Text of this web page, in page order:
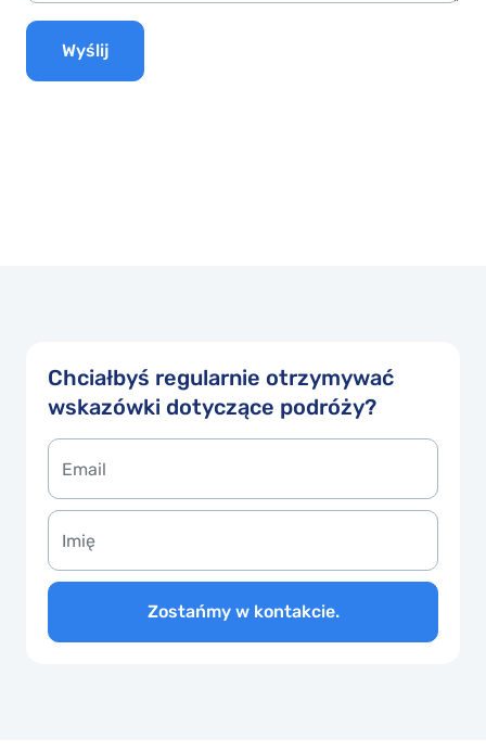
Wyślij
Chciałbyś regularnie otrzymywać
wskazówki dotyczące podróży?
Zostańmy w kontakcie.